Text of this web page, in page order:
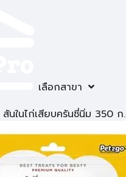
เลือกสาขา
นในไก่เสียบครันชี่นิ่ม 350 ก.